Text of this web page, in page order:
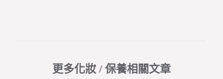
更多化妝 / 保養相關文章